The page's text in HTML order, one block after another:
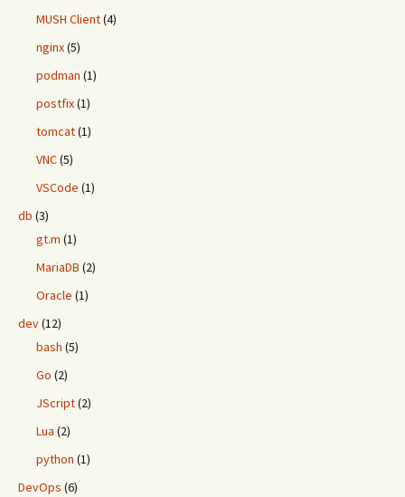
MUSH Client(4)
nginx(5)
podman (1)
postfix(1)
tomcat(1)
VNC(5)
VSCode (1)
db (3)
gt.m (1)
MariaDB (2)
Oracle (1)
dev(12)
bash (5)
Go (2)
JScript(2)
Lua (2)
python (1)
DevOps (6)